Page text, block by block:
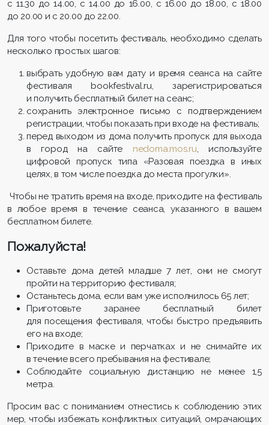
с 11.30 до 14.00, с 14.00 до 16.00, с 16.00 до 18.00, с 18.00
до 20.00 и с 20.00 до 22.00.
Для того чтобы посетить фестиваль, необходимо сделать
несколько простых шагов:
выбрать удобную вам дату и время сеанса на сайте
фестиваля bookfestival.ru, зарегистрироваться
и получить бесплатный билет на сеанс;
сохранить электронное письмо с подтверждением
регистрации, чтобы показать при входе на фестиваль;
перед выходом из дома получить пропуск для выхода
в город на сайте nedoma.mos.ru, используйте
цифровой пропуск типа «Разовая поездка в иных
целях, в том числе поездка до места прогулки».
Чтобы не тратить время на входе, приходите на фестиваль
в любое время в течение сеанса, указанного в вашем
бесплатном билете.
Пожалуйста!
Оставьте дома детей младше 7 лет, они не смогут
пройти на территорию фестиваля;
Останьтесь дома, если вам уже исполнилось 65 лет;
Приготовьте заранее бесплатный билет
для посещения фестиваля, чтобы быстро предъявить
его на входе;
Приходите в маске и перчатках и не снимайте их
в течение всего пребывания на фестивале;
Соблюдайте социальную дистанцию не менее 1,5
метра.
Просим вас с пониманием отнестись к соблюдению этих
мер, чтобы избежать конфликтных ситуаций, омрачающих